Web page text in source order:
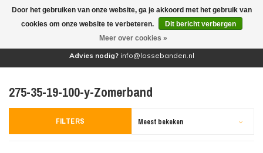
(0)
Advies nodig? info@lossebanden.nl
275-35-19-100-y-Zomerband
FILTERS Meest bekeken
Door het gebruiken van onze website, ga je akkoord met het gebruik van
cookies om onze website te verbeteren.
Dit bericht verbergen
Meer over cookies »